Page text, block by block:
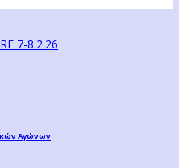
7-8.2.26
Αγώνων